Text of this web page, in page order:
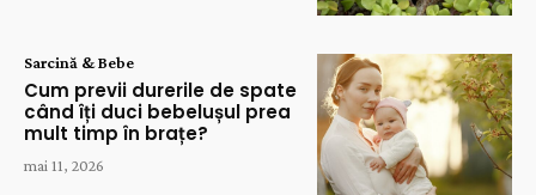
Sarcină & Bebe
Cum previi durerile de spate
când îți duci bebelușul prea
mult timp în brațe?
mai 11, 2026